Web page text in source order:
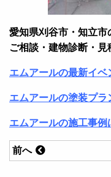
愛知県刈谷市・知立
ご相談・建物診断・
エムアールの最新イベ
エムアールの塗装プラ
エムアールの施工事例
前へ